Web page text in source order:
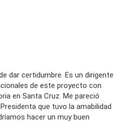
dar certidumbre. Es un dirigente
de este proyecto con
en Santa Cruz. Me pareció
que tuvo la amabilidad
hacer un muy buen